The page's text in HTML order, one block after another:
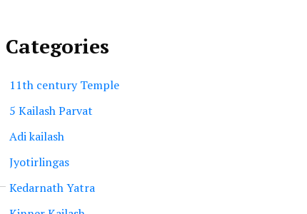
Categories
11th century Temple
5 Kailash Parvat
Adi kailash
Jyotirlingas
Kedarnath Yatra